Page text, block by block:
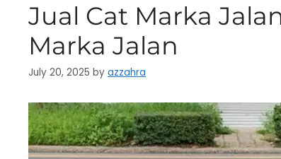
Jual Cat Marka
Marka Jalan
July 20, 2025 by azzahra